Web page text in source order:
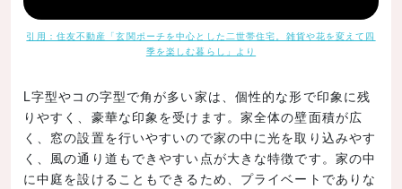
引用：住友不動産「玄関ポーチを中心とした二世帯住宅。雑貨や花を変えて四
季を楽しむ暮らし」より
L字型やコの字型で角が多い家は、個性的な形で印象に残
りやすく、豪華な印象を受けます。家全体の壁面積が広
く、窓の設置を行いやすいので家の中に光を取り込みやす
く、風の通り道もできやすい点が大きな特徴です。家の中
に中庭を設けることもできるため、プライベートでありな